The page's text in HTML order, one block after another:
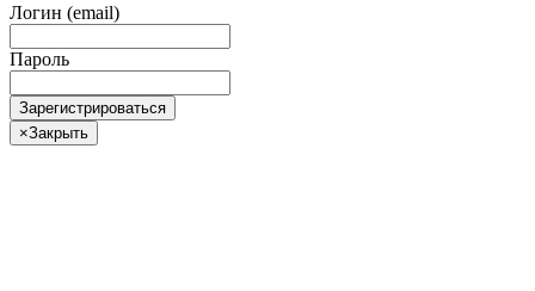
Логин (email)
Пароль
Зарегистрироваться
×Закрыть